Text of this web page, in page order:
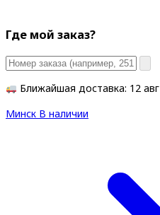
Где мой заказ?
Ближайшая доставка: 12 авг
Минск В наличии